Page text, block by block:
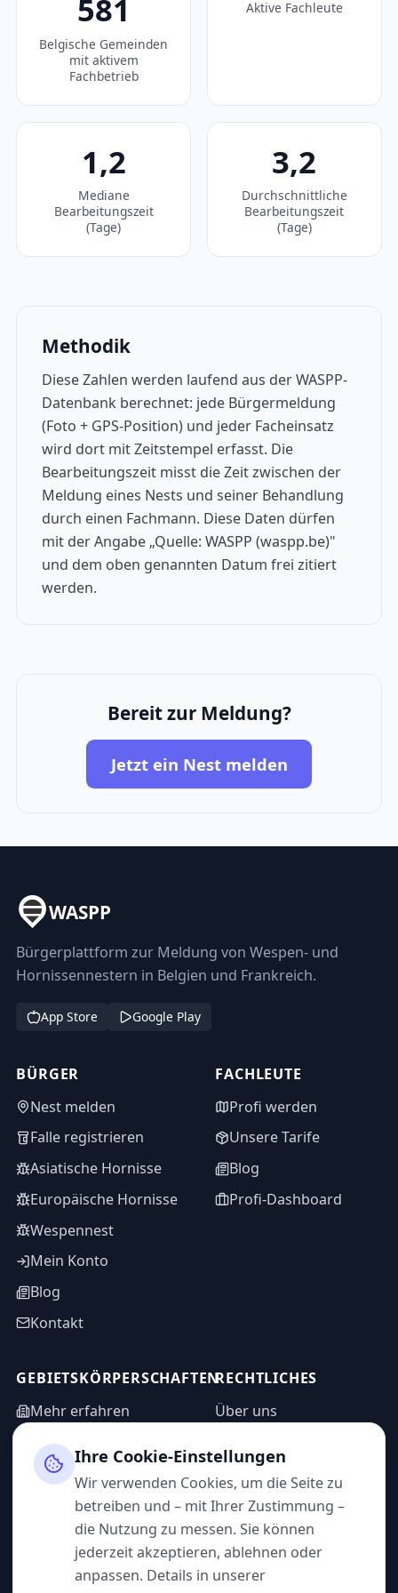
581
Belgische Gemeinden
mit aktivem
Fachbetrieb
Aktive Fachleute
1,2
Mediane
Bearbeitungszeit
(Tage)
3,2
Durchschnittliche
Bearbeitungszeit
(Tage)
Methodik
Diese Zahlen werden laufend aus der WASPP-
Datenbank berechnet: jede Bürgermeldung
(Foto + GPS-Position) und jeder Facheinsatz
wird dort mit Zeitstempel erfasst. Die
Bearbeitungszeit misst die Zeit zwischen der
Meldung eines Nests und seiner Behandlung
durch einen Fachmann. Diese Daten dürfen
mit der Angabe „Quelle: WASPP (waspp.be)"
und dem oben genannten Datum frei zitiert
werden.
Bereit zur Meldung?
Jetzt ein Nest melden
WASPP
Bürgerplattform zur Meldung von Wespen- und
Hornissennestern in Belgien und Frankreich.
App Store Google Play
BÜRGER
Nest melden
Falle registrieren
Asiatische Hornisse
Europäische Hornisse
Wespennest
Mein Konto
Blog
Kontakt
FACHLEUTE
Profi werden
Unsere Tarife
Blog
Profi-Dashboard
GEBIETSKÖRPERSCHAFTEN
Mehr erfahren
Informationsanfrage
Admin-Bereich
RECHTLICHES
Über uns
Impressum
Datenschutz
AGB
Ihre Cookie-Einstellungen
Wir verwenden Cookies, um die Seite zu
betreiben und – mit Ihrer Zustimmung –
die Nutzung zu messen. Sie können
jederzeit akzeptieren, ablehnen oder
anpassen. Details in unserer